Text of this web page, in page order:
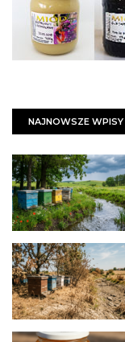
NAJNOWSZE WPISY